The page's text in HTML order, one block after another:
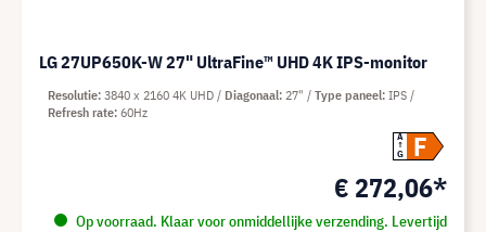
LG 27UP650K-W 27" UltraFine™ UHD 4K IPS-monitor
A
G
F
€ 272,06*
Op voorraad. Klaar voor onmiddellijke verzending. Levertijd
Resolutie 3840 x 2160 4K UHD Diagonaal 27" Type paneel IPS
Refresh rate 60Hz